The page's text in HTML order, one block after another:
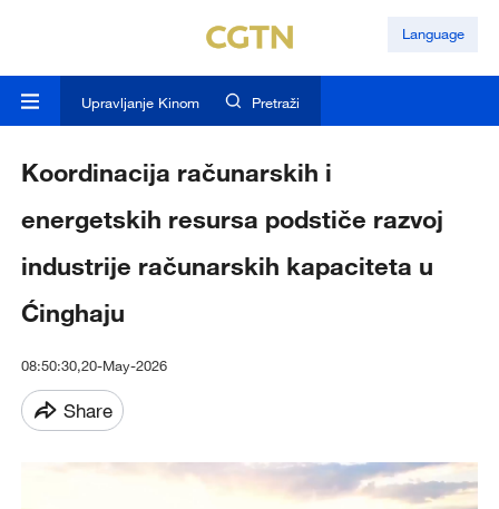
Language
Upravljanje Kinom Pretraži
Koordinacija računarskih i
energetskih resursa podstiče razvoj
industrije računarskih kapaciteta u
Ćinghaju
08:50:30,20-May-2026
Share